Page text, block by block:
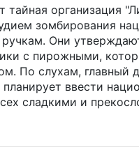
организация
зомбирования
Они
с пирожными,
По слухам, главный
ввести
сладкими и